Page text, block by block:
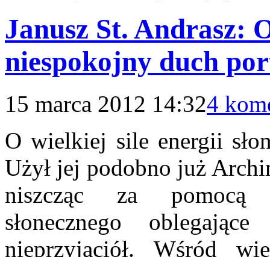
Janusz St. Andrasz:
niespokojny duch
15 marca 2012 14:324
O wielkiej sile energii
Użył jej podobno już
niszcząc za pomocą
słonecznego
nieprzyjaciół. Wśród